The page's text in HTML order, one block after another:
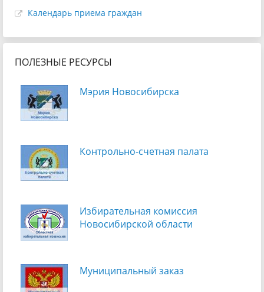
Календарь приема граждан
ПОЛЕЗНЫЕ РЕСУРСЫ
Мэрия Новосибирска
Контрольно-счетная палата
Избирательная комиссия
Новосибирской области
Муниципальный заказ